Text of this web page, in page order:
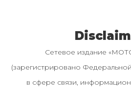
Сетевое издание
(зарегистрировано
в сфере связи,